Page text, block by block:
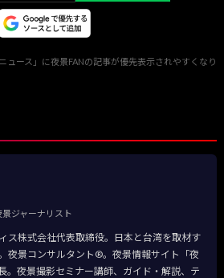
ュース」に夜景FANの記事が優先表示されやすくなり
ジャーナリスト
ス株式会社代表取締役。日本と台湾を取材す
夜景コンサルタント®。夜景情報サイト「夜
。夜景撮影セミナー講師、ガイド・解説、テ